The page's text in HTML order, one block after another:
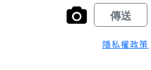
隱私權政策